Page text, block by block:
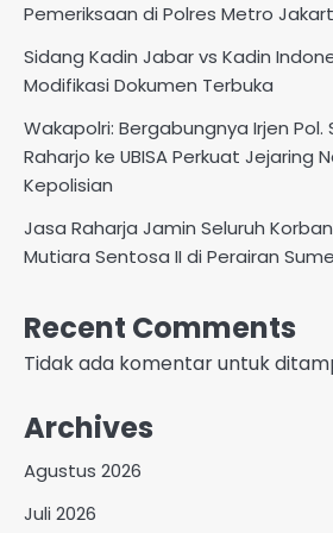
Pemeriksaan di Polres Metro
Sidang Kadin Jabar vs Kadin
Modifikasi Dokumen Terbuka
Wakapolri: Bergabungnya Irjen Pol.
Raharjo ke UBISA Perkuat Jejaring
Kepolisian
Jasa Raharja Jamin Seluruh
Mutiara Sentosa II di Perairan
Recent Comments
Tidak ada komentar untuk
Archives
Agustus 2026
Juli 2026